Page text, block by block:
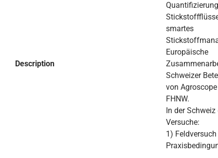
Description
smartes
Europäische
Schweizer
von
FHNW.
In der Schweiz
Versuche:
1)